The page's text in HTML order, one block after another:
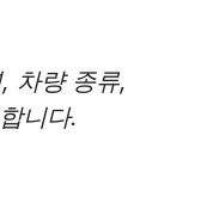
차량 종류,
니다.